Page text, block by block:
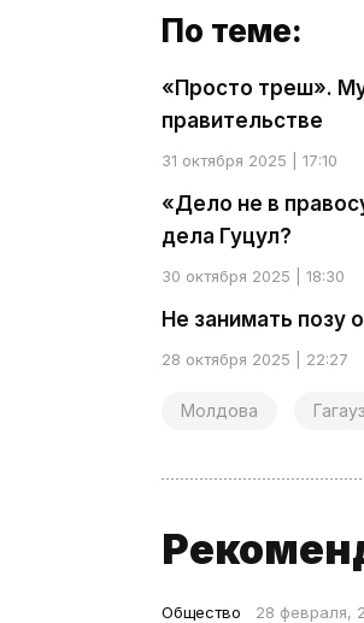
По теме:
«Просто треш».
правительстве
31 октября 2025 | 17:10
«Дело не в
дела Гуцул?
30 октября 2025 | 18:30
Не занимать позу
28 октября 2025 | 22:27
Молдова
Общество 28 февраля,